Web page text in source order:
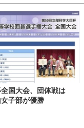
国大会、団体戦は
子部が優勝